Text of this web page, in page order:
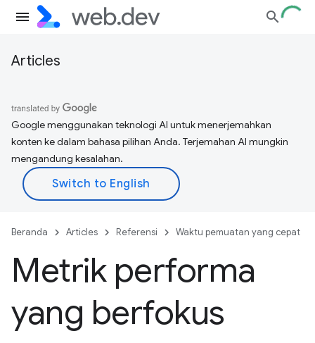
Articles
Google menggunakan teknologi AI untuk menerjemahkan
konten ke dalam bahasa pilihan Anda. Terjemahan AI mungkin
mengandung kesalahan.
Beranda Articles Referensi Waktu pemuatan yang cepat
Metrik performa
yang berfokus